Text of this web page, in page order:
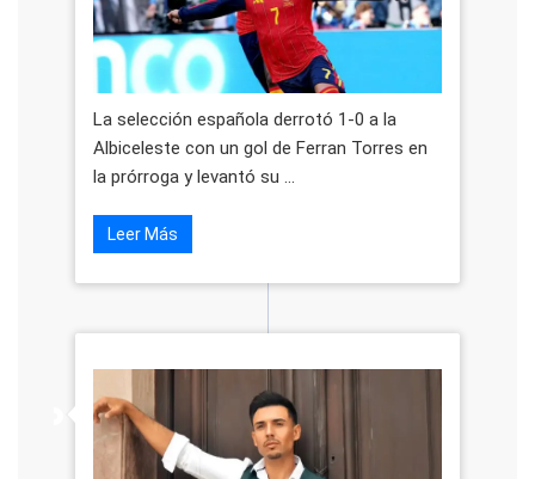
La selección española derrotó 1-0 a la
Albiceleste con un gol de Ferran Torres en
la prórroga y levantó su ...
Leer Más